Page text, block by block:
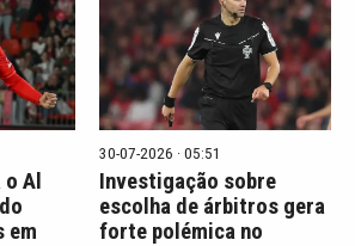
Al
em
30-07-2026 · 05:51
Investigação sobre
escolha de árbitros gera
forte polémica no